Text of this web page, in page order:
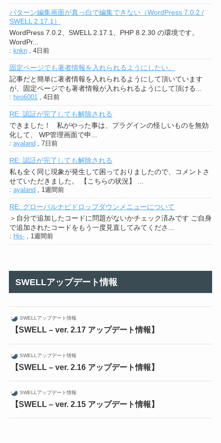
パターン編集画面が真っ白で編集できない（WordPress 7.0.2 /
SWELL 2.17.1）
WordPress 7.0.2、SWELL 2.17.1、PHP 8.2.30 の環境です。
WordPr...
: knkn, 4日前
固定ページでも著者情報を入れられるようにしたい。
記事だと簡単に著者情報を入れられるようにして頂いています
が、固定ページでも著者情報が入れられるようにして頂ける...
: hiro6001, 4日前
RE: 認証が完了しても解除される
できました！ 私がやった事は、プラグインの怪しいものを無効
化して、 WP管理画面で申...
: ayaland , 7日前
RE: 認証が完了しても解除される
私も全く同じ現象が発生して困っておりましたので、コメントさ
せていただきました。 【こちらの状況】 ...
: ayaland , 1週間前
RE: グローバルナビドロップダウンメニューについて
＞自分で追加したコードに問題がないかチェック済みです ご自身
で追加されたコードをもう一度見直してみてくださ...
: His-, 1週間前
SWELLアップデート情報
SWELLアップデート情報
【SWELL – ver. 2.17 アップデート情報】
SWELLアップデート情報
【SWELL – ver. 2.16 アップデート情報】
SWELLアップデート情報
【SWELL – ver. 2.15 アップデート情報】